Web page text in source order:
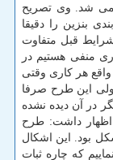
می شد. وی تصریح
۸۹ برای سهمیه بندی بنزین را دقیقا
قبل متفاوت
گذاری منفی هستیم در
هر كاری وقتی
این طرح صرفا
در آن دیده نشده
اظهار داشت: طرح
بود. این اشكال
كه چاره ثبات